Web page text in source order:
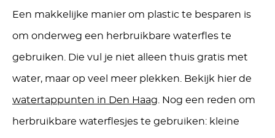
Een makkelijke manier om plastic te besparen is
om onderweg een herbruikbare waterfles te
gebruiken. Die vul je niet alleen thuis gratis met
water, maar op veel meer plekken. Bekijk hier de
watertappunten in Den Haag . Nog een reden om
herbruikbare waterflesjes te gebruiken: kleine